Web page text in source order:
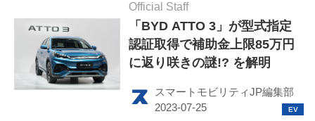
プライバシーポリシー
ライター名簿
お問い合せ
広告掲載について
Official Staff
「BYD ATTO 3」が型式指定
認証取得で補助金上限85万円
に返り咲きの謎!? を解明
スマートモビリティJP編集部